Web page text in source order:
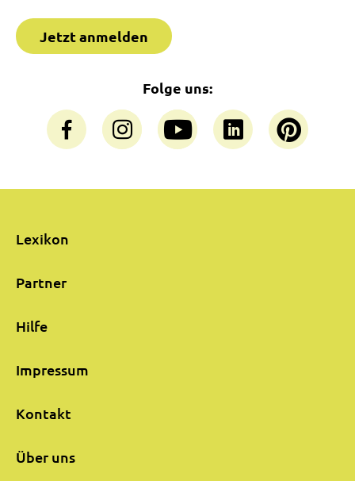
Jetzt anmelden
Folge uns:
Lexikon
Partner
Hilfe
Impressum
Kontakt
Über uns